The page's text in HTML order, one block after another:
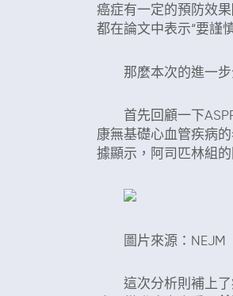
癌症有一定的預防效果
都在論文中表示“要謹
那麼本次的進一步
首先回顧一下
康無基礎心血管疾病
據顯示，阿司匹林組的
圖片來源：NEJM
這次分析則補上了